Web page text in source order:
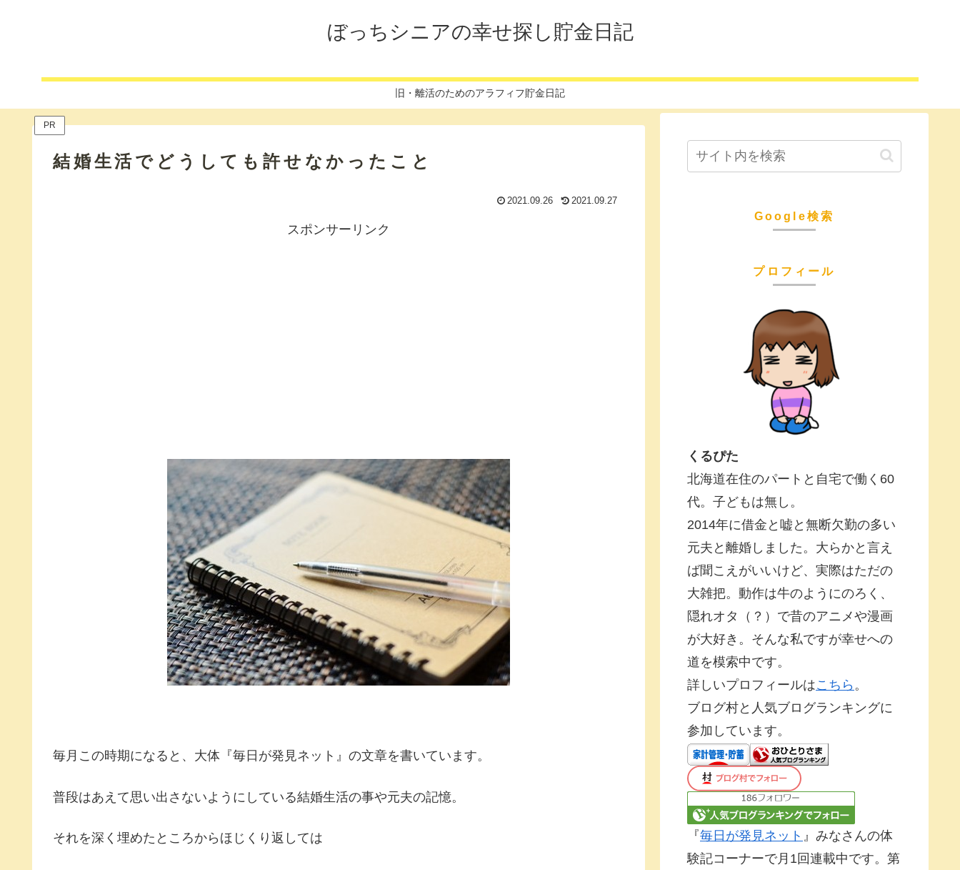
ぼっちシニアの幸せ探し貯金日記
旧・離活のためのアラフィフ貯金日記
PR
結婚生活でどうしても許せなかったこと
2021.09.26 2021.09.27
スポンサーリンク
毎月この時期になると、大体『毎日が発見ネット』の文章を書いています。
普段はあえて思い出さないようにしている結婚生活の事や元夫の記憶。
それを深く埋めたところからほじくり返しては
Google検索
プロフィール
くるぴた
北海道在住のパートと自宅で働く60
代。子どもは無し。
2014年に借金と嘘と無断欠勤の多い
元夫と離婚しました。大らかと言え
ば聞こえがいいけど、実際はただの
大雑把。動作は牛のようにのろく、
隠れオタ（？）で昔のアニメや漫画
が大好き。そんな私ですが幸せへの
道を模索中です。
詳しいプロフィールはこちら 。
ブログ村と人気ブログランキングに
参加しています。
『毎日が発見ネット 』みなさんの体
験記コーナーで月1回連載中です。第